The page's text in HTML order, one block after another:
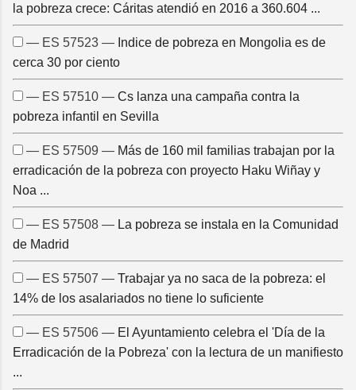
la pobreza crece: Cáritas atendió en 2016 a 360.604 ...
— ES 57523 — Indice de pobreza en Mongolia es de
cerca 30 por ciento
— ES 57510 — Cs lanza una campaña contra la
pobreza infantil en Sevilla
— ES 57509 — Más de 160 mil familias trabajan por la
erradicación de la pobreza con proyecto Haku Wiñay y
Noa ...
— ES 57508 — La pobreza se instala en la Comunidad
de Madrid
— ES 57507 — Trabajar ya no saca de la pobreza: el
14% de los asalariados no tiene lo suficiente
— ES 57506 — El Ayuntamiento celebra el 'Día de la
Erradicación de la Pobreza' con la lectura de un manifiesto
...